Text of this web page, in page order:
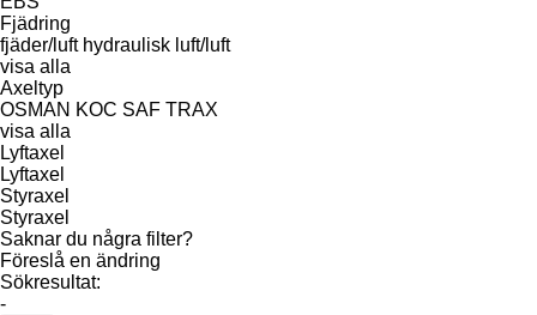
Fjädring
fjäder/luft hydraulisk luft/luft
visa alla
Axeltyp
OSMAN KOC SAF TRAX
visa alla
Lyftaxel
Lyftaxel
Styraxel
Styraxel
Saknar du några filter?
Föreslå en ändring
Sökresultat:
-